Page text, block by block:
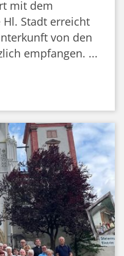
mit dem
Stadt erreicht
von den
empfangen. ...